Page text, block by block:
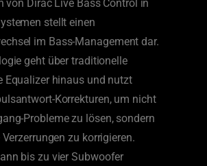
von Dirac Live Bass Control in
stellt einen
im Bass-Management dar.
geht über traditionelle
Equalizer hinaus und nutzt
Korrekturen, um nicht
Probleme zu lösen, sondern
zu korrigieren.
bis zu vier Subwoofer